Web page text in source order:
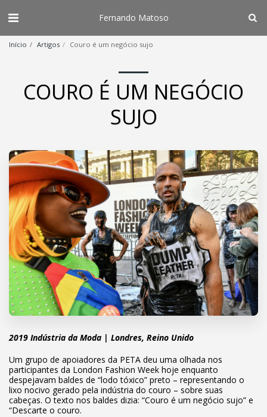
Fernando Matoso
Início Artigos Couro é um negócio sujo
COURO É UM NEGÓCIO
SUJO
2019 Indústria da Moda | Londres, Reino Unido
Um grupo de apoiadores da PETA deu uma olhada nos
participantes da London Fashion Week hoje enquanto
despejavam baldes de “lodo tóxico” preto – representando o
lixo nocivo gerado pela indústria do couro – sobre suas
cabeças. O texto nos baldes dizia: “Couro é um negócio sujo” e
“Descarte o couro.